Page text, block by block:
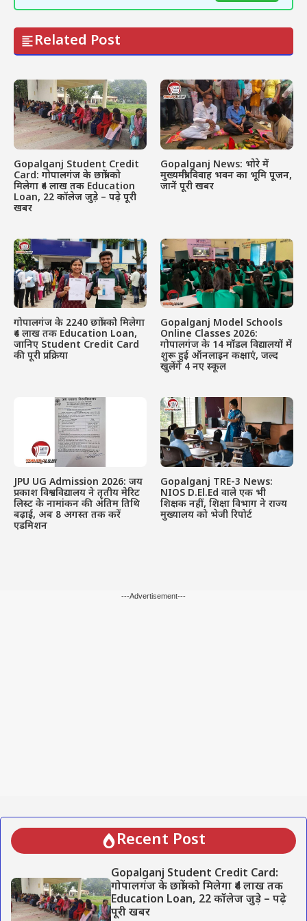
Related Post
Gopalganj Student Credit
Card: गोपालगंज के छात्रों को
मिलेगा ₹4 लाख तक Education
Loan, 22 कॉलेज जुड़े – पढ़े पूरी
खबर
Gopalganj News: भोरे में
मुख्यमंत्री विवाह भवन का भूमि पूजन,
जानें पूरी खबर
गोपालगंज के 2240 छात्रों को मिलेगा
₹4 लाख तक Education Loan,
जानिए Student Credit Card
की पूरी प्रक्रिया
Gopalganj Model Schools
Online Classes 2026:
गोपालगंज के 14 मॉडल विद्यालयों में
शुरू हुई ऑनलाइन कक्षाएं, जल्द
खुलेंगे 4 नए स्कूल
JPU UG Admission 2026: जय
प्रकाश विश्वविद्यालय ने तृतीय मेरिट
लिस्ट के नामांकन की अंतिम तिथि
बढ़ाई, अब 8 अगस्त तक करें
एडमिशन
Gopalganj TRE-3 News:
NIOS D.El.Ed वाले एक भी
शिक्षक नहीं, शिक्षा विभाग ने राज्य
मुख्यालय को भेजी रिपोर्ट
---Advertisement---
Recent Post
Gopalganj Student Credit Card:
गोपालगंज के छात्रों को मिलेगा ₹4 लाख तक
Education Loan, 22 कॉलेज जुड़े – पढ़े
पूरी खबर